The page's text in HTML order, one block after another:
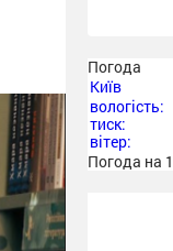
Погода
Київ
вологість:
тиск:
вітер:
Погода на